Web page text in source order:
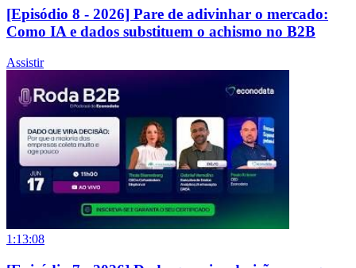
[Episódio 8 - 2026] Pare de adivinhar o mercado:
Como IA e dados substituem o achismo no B2B
Assistir
1:13:08